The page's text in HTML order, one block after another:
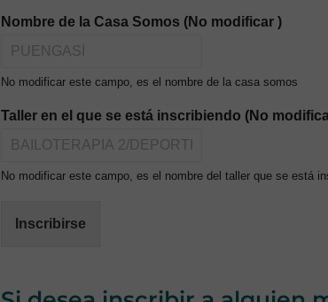
Nombre de la Casa Somos (No modificar )
No modificar este campo, es el nombre de la casa somos
Taller en el que se está inscribiendo (No
No modificar este campo, es el nombre del taller que se está
Inscribirse